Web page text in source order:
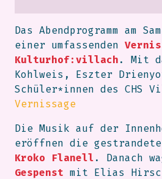
Das Abendprogramm am
einer umfassenden
Kulturhof:villach . Mit
Kohlweis, Eszter
Schüler*innen des CHS
Vernissage
Die Musik auf der
eröffnen die
Kroko Flanell . Danach
Gespenst mit Elias